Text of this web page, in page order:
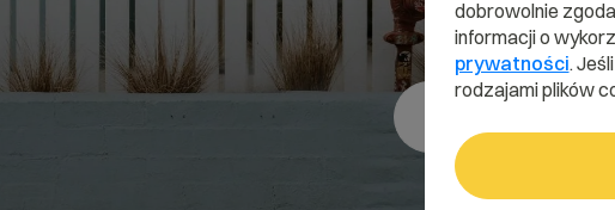
dobrowolnie
informacji o
prywatności.
rodzajami plików